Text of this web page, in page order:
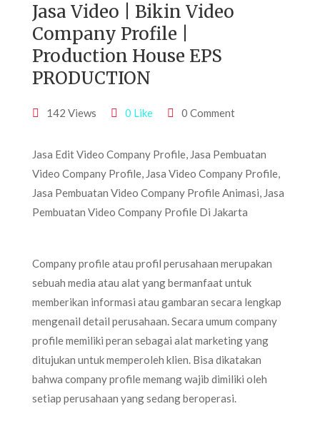
Jasa Video | Bikin Video
Company Profile |
Production House EPS
PRODUCTION
142 Views 0 Like 0 Comment
Jasa Edit Video Company Profile, Jasa Pembuatan
Video Company Profile, Jasa Video Company Profile,
Jasa Pembuatan Video Company Profile Animasi, Jasa
Pembuatan Video Company Profile Di Jakarta
Company profile atau profil perusahaan merupakan
sebuah media atau alat yang bermanfaat untuk
memberikan informasi atau gambaran secara lengkap
mengenail detail perusahaan. Secara umum company
profile memiliki peran sebagai alat marketing yang
ditujukan untuk memperoleh klien. Bisa dikatakan
bahwa company profile memang wajib dimiliki oleh
setiap perusahaan yang sedang beroperasi.